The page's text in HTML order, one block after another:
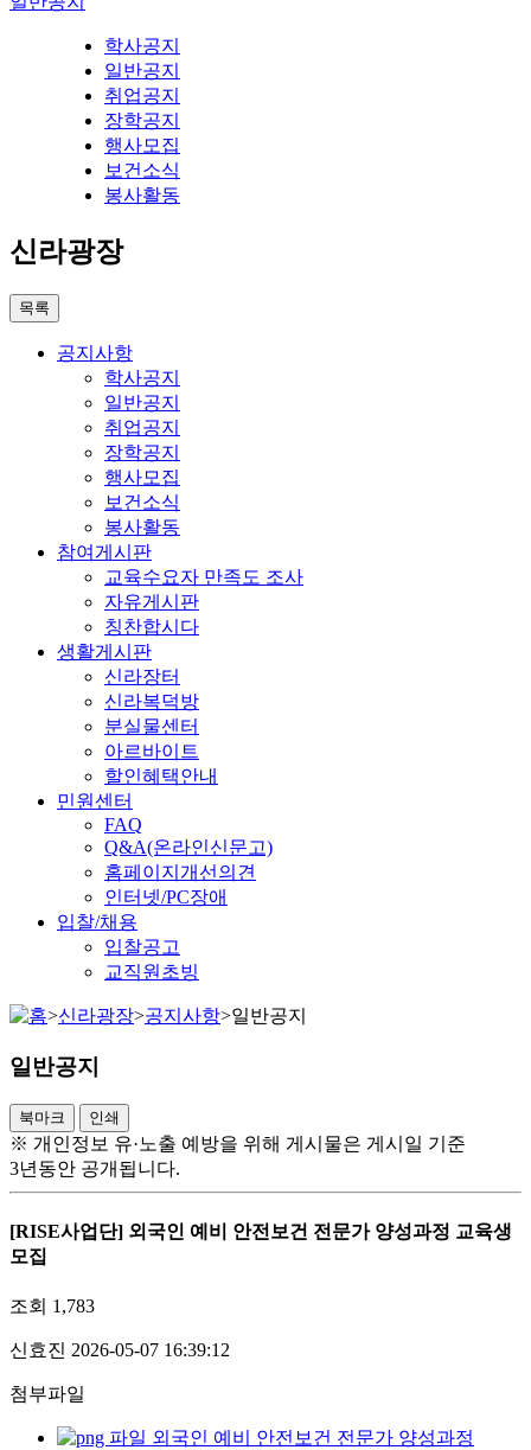
학사공지
일반공지
취업공지
장학공지
행사모집
보건소식
봉사활동
신라광장
목록
공지사항
학사공지
일반공지
취업공지
장학공지
행사모집
보건소식
봉사활동
참여게시판
교육수요자 만족도 조사
자유게시판
칭찬합시다
생활게시판
신라장터
신라복덕방
분실물센터
아르바이트
할인혜택안내
민원센터
FAQ
Q&A(온라인신문고)
홈페이지개선의견
인터넷/PC장애
입찰/채용
입찰공고
교직원초빙
>신라광장>공지사항>일반공지
일반공지
북마크 인쇄
※ 개인정보 유·노출 예방을 위해 게시물은 게시일 기준
3년동안 공개됩니다.
[RISE사업단] 외국인 예비 안전보건 전문가 양성과정 교육생
모집
조회 1,783
신효진 2026-05-07 16:39:12
첨부파일
외국인 예비 안전보건 전문가 양성과정